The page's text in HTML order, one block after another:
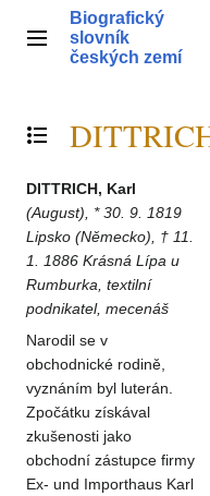
obsahHlavní menu
Biografický
slovník
českých zemí
Přepnout obsah
DITTRICH, Karl
(August), * 30. 9. 1819
Lipsko (Německo), † 11.
1. 1886 Krásná Lípa u
Rumburka, textilní
podnikatel, mecenáš
Narodil se v
obchodnické rodině,
vyznáním byl luterán.
Zpočátku získával
zkušenosti jako
obchodní zástupce firmy
Ex- und Importhaus Karl